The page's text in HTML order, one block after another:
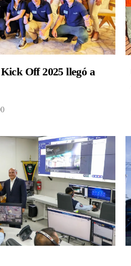
Off 2025 llegó a